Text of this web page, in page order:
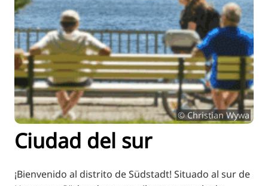
RU
FI
ZH
KO
JA
UK
BG
© Christian Wywa
Ciudad del sur
¡Bienvenido al distrito de Südstadt! Situado al sur de